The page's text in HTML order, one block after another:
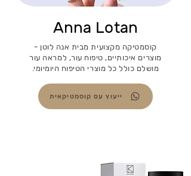
Anna Lotan
קוסמטיקה מקצועית מבית אנה לוטן -
מוצרים איכותיים, טיפוח עור, למראה עור
מושלם כולל כל מוצרי הטיפוח היומיומי.
ייעוץ עם קוסמטיקאית